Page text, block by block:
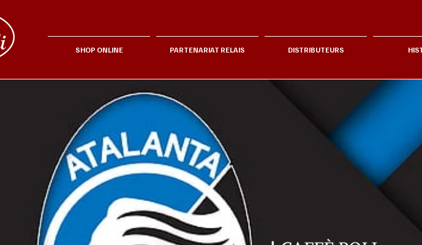
SHOP ONLINE PARTENARIAT RELAIS DISTRIBUTEURS